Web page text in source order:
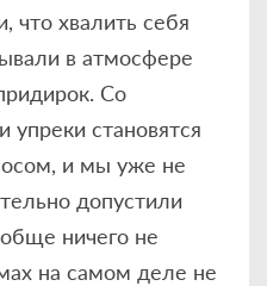
что хвалить себя
в атмосфере
Со
упреки становятся
и мы уже не
допустили
ничего не
на самом деле не